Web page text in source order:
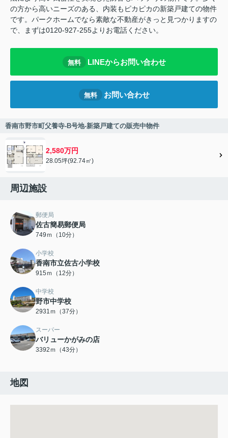
の方から高いニーズのある、内装もピカピカの新築戸建ての物件
です。パークホームでなら素敵な不動産がきっと見つかりますの
で、まずは0120-927-255よりお電話ください。
無料 LINEからお問い合わせ
無料 お問い合わせ
香南市野市町父養寺-B号地-新築戸建ての販売中物件
2,580万円
28.05坪(92.74㎡)
周辺施設
郵便局
佐古簡易郵便局
749ｍ（10分）
小学校
香南市立佐古小学校
915ｍ（12分）
中学校
野市中学校
2931ｍ（37分）
スーパー
バリューかがみの店
3392ｍ（43分）
地図